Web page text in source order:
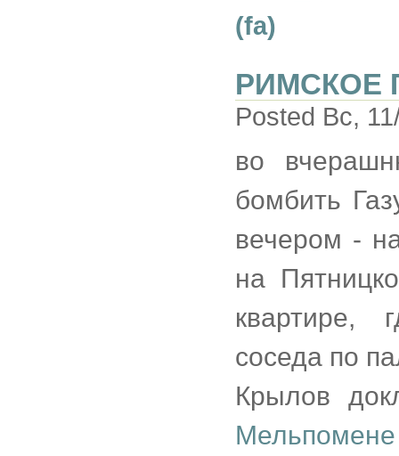
(fa)
РИМСКОЕ
Posted Вс,
во
бомбить
вечером -
на
квартире,
соседа по
Крылов
Мельпомене